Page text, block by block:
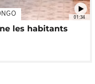
01:34
les habitants